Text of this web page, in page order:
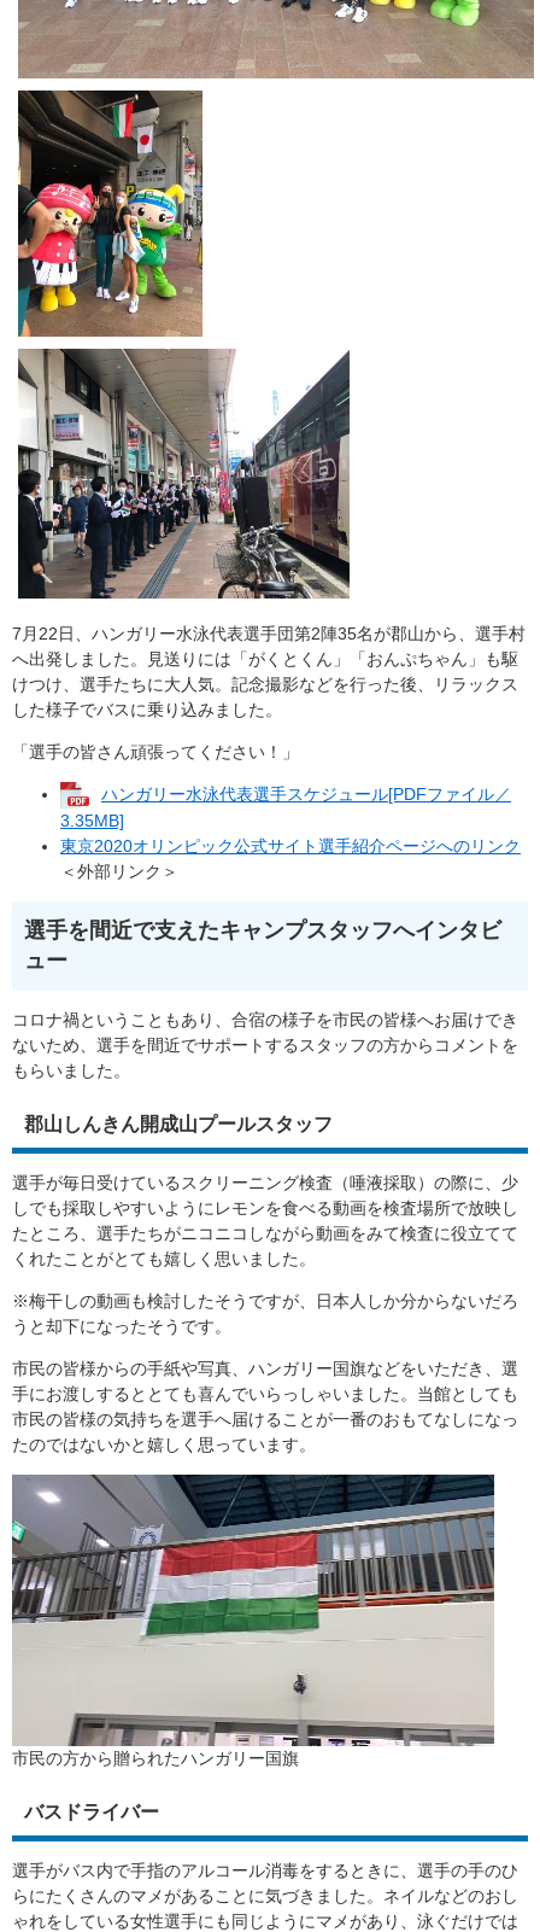
7月22日、ハンガリー水泳代表選手団第2陣35名が郡山から、選手村
へ出発しました。見送りには「がくとくん」「おんぷちゃん」も駆
けつけ、選手たちに大人気。記念撮影などを行った後、リラックス
した様子でバスに乗り込みました。
「選手の皆さん頑張ってください！」
ハンガリー水泳代表選手スケジュール[PDFファイル／
3.35MB]
東京2020オリンピック公式サイト選手紹介ページへのリンク
＜外部リンク＞
選手を間近で支えたキャンプスタッフへインタビ
ュー
コロナ禍ということもあり、合宿の様子を市民の皆様へお届けでき
ないため、選手を間近でサポートするスタッフの方からコメントを
もらいました。
郡山しんきん開成山プールスタッフ
選手が毎日受けているスクリーニング検査（唾液採取）の際に、少
しでも採取しやすいようにレモンを食べる動画を検査場所で放映し
たところ、選手たちがニコニコしながら動画をみて検査に役立てて
くれたことがとても嬉しく思いました。
※梅干しの動画も検討したそうですが、日本人しか分からないだろ
うと却下になったそうです。
市民の皆様からの手紙や写真、ハンガリー国旗などをいただき、選
手にお渡しするととても喜んでいらっしゃいました。当館としても
市民の皆様の気持ちを選手へ届けることが一番のおもてなしになっ
たのではないかと嬉しく思っています。
市民の方から贈られたハンガリー国旗
バスドライバー
選手がバス内で手指のアルコール消毒をするときに、選手の手のひ
らにたくさんのマメがあることに気づきました。ネイルなどのおし
ゃれをしている女性選手にも同じようにマメがあり、泳ぐだけでは